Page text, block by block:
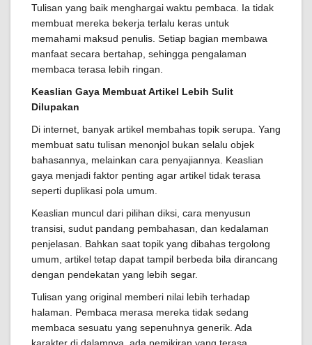
Tulisan yang baik menghargai waktu pembaca. Ia tidak
membuat mereka bekerja terlalu keras untuk
memahami maksud penulis. Setiap bagian membawa
manfaat secara bertahap, sehingga pengalaman
membaca terasa lebih ringan.
Keaslian Gaya Membuat Artikel Lebih Sulit
Dilupakan
Di internet, banyak artikel membahas topik serupa. Yang
membuat satu tulisan menonjol bukan selalu objek
bahasannya, melainkan cara penyajiannya. Keaslian
gaya menjadi faktor penting agar artikel tidak terasa
seperti duplikasi pola umum.
Keaslian muncul dari pilihan diksi, cara menyusun
transisi, sudut pandang pembahasan, dan kedalaman
penjelasan. Bahkan saat topik yang dibahas tergolong
umum, artikel tetap dapat tampil berbeda bila dirancang
dengan pendekatan yang lebih segar.
Tulisan yang original memberi nilai lebih terhadap
halaman. Pembaca merasa mereka tidak sedang
membaca sesuatu yang sepenuhnya generik. Ada